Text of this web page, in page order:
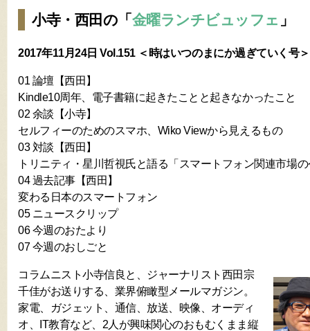
小寺・西田の「 金曜ランチビュッフェ 」
2017年11月24日 Vol.151 ＜時はいつのまにか過ぎていく号
01 論壇【西田】
Kindle10周年、電子書籍に起きたことと起きなかったこと
02 余談【小寺】
セルフィーのためのスマホ、Wiko Viewから見えるもの
03 対談【西田】
トリニティ・星川哲視氏と語る「スマートフォン関連市場
04 過去記事【西田】
変わる日本のスマートフォン
05 ニュースクリップ
06 今週のおたより
07 今週のおしごと
コラムニスト小寺信良と、ジャーナリスト西田宗
千佳がお送りする、業界俯瞰型メールマガジン。
家電、ガジェット、通信、放送、映像、オーディ
オ、IT教育など、2人が興味関心のおもむくまま縦